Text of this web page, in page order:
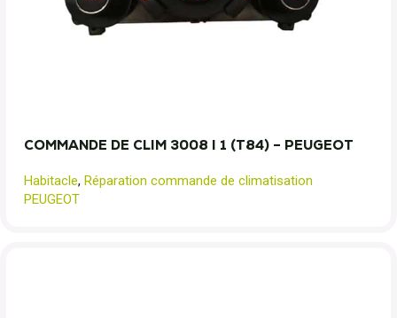
COMMANDE DE CLIM 3008 I 1 (T84) – PEUGEOT
Habitacle, Réparation commande de climatisation
PEUGEOT